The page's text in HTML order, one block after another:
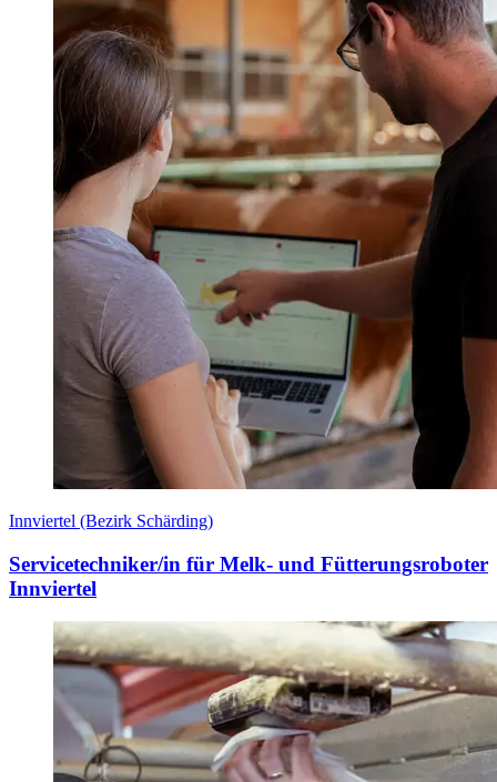
Innviertel (Bezirk Schärding)
Servicetechniker/in für Melk- und Fütterungsroboter
Innviertel